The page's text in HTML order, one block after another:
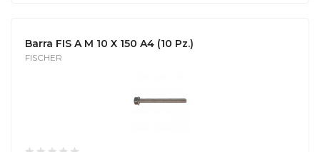
Barra FIS A M 10 X 150 A4 (10 Pz.)
FISCHER